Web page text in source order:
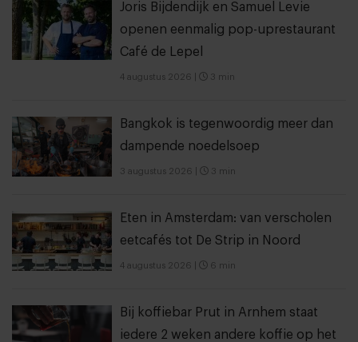
Joris Bijdendijk en Samuel Levie
openen eenmalig pop-uprestaurant
Café de Lepel
4 augustus 2026 3 min
Bangkok is tegenwoordig meer dan
dampende noedelsoep
3 augustus 2026 3 min
Eten in Amsterdam: van verscholen
eetcafés tot De Strip in Noord
4 augustus 2026 6 min
Bij koffiebar Prut in Arnhem staat
iedere 2 weken andere koffie op het